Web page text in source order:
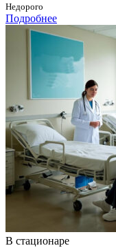
Недорого
Подробнее
В стационаре